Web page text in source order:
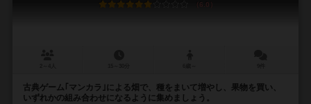
6.0
古典ゲーム｢マンカラ｣による畑で、種をまいて増やし、果物を買い、
いずれかの組み合わせになるように集めましょう。